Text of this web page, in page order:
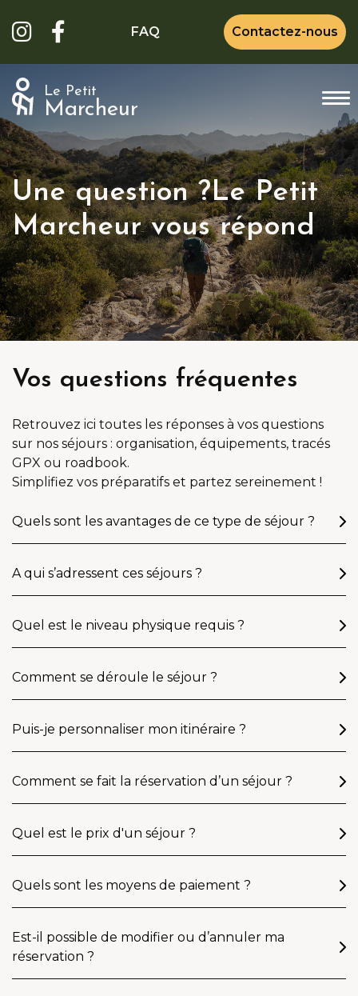
FAQ Contactez-nous
Le Petit
Marcheur
Une question ?Le Petit
Marcheur vous répond
Vos questions fréquentes
Retrouvez ici toutes les réponses à vos questions
sur nos séjours : organisation, équipements, tracés
GPX ou roadbook.
Simplifiez vos préparatifs et partez sereinement !
Quels sont les avantages de ce type de séjour ?
A qui s’adressent ces séjours ?
Quel est le niveau physique requis ?
Comment se déroule le séjour ?
Puis-je personnaliser mon itinéraire ?
Comment se fait la réservation d’un séjour ?
Quel est le prix d'un séjour ?
Quels sont les moyens de paiement ?
Est-il possible de modifier ou d’annuler ma
réservation ?